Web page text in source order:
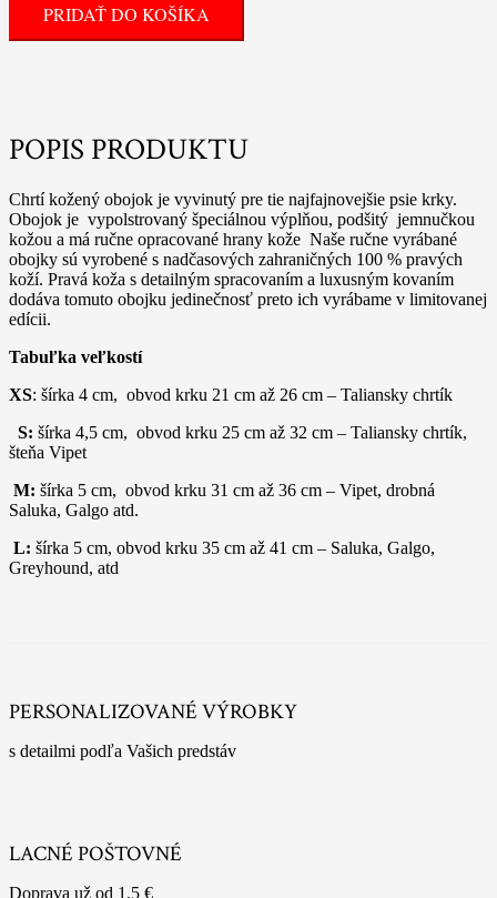
PRIDAŤ DO KOŠÍKA
POPIS PRODUKTU
Chrtí kožený obojok je vyvinutý pre tie najfajnovejšie psie krky.
Obojok je vypolstrovaný špeciálnou výplňou, podšitý jemnučkou
kožou a má ručne opracované hrany kože Naše ručne vyrábané
obojky sú vyrobené s nadčasových zahraničných 100 % pravých
koží. Pravá koža s detailným spracovaním a luxusným kovaním
dodáva tomuto obojku jedinečnosť preto ich vyrábame v limitovanej
edícii.
Tabuľka veľkostí
XS: šírka 4 cm, obvod krku 21 cm až 26 cm – Taliansky chrtík
S: šírka 4,5 cm, obvod krku 25 cm až 32 cm – Taliansky chrtík,
šteňa Vipet
M: šírka 5 cm, obvod krku 31 cm až 36 cm – Vipet, drobná
Saluka, Galgo atd.
L: šírka 5 cm, obvod krku 35 cm až 41 cm – Saluka, Galgo,
Greyhound, atd
PERSONALIZOVANÉ VÝROBKY
s detailmi podľa Vašich predstáv
LACNÉ POŠTOVNÉ
Doprava už od 1,5 €